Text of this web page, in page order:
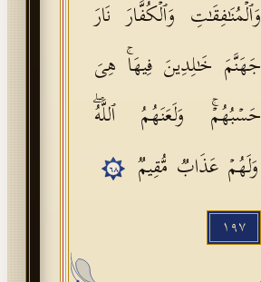
وَٱلۡمُنَـٰفِقَـٰتِ وَٱلۡكُفَّارَ نَارَ
جَهَنَّمَ خَـٰلِدِینَ فِیهَاۚ هِیَ
حَسۡبُهُمۡۚ وَلَعَنَهُمُ ٱللَّهُۖ
وَلَهُمۡ عَذَابࣱ مُّقِیمࣱ
٦٨
١٩٧